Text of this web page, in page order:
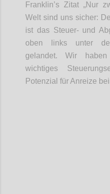
Franklin’s Zitat „Nur
Welt sind uns sicher:
ist das Steuer- und
oben
links unter
gelandet. Wir
wichtiges
Potenzial für Anreize